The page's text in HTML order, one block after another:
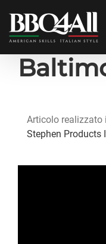
contenuto
Articolo realizzato
Stephen Products